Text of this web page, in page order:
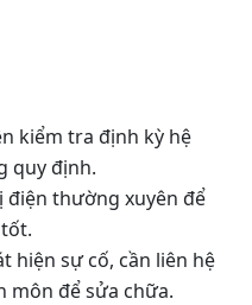
kiểm tra định kỳ hệ
quy định.
điện thường xuyên để
hiện sự cố, cần liên hệ
môn để sửa chữa.